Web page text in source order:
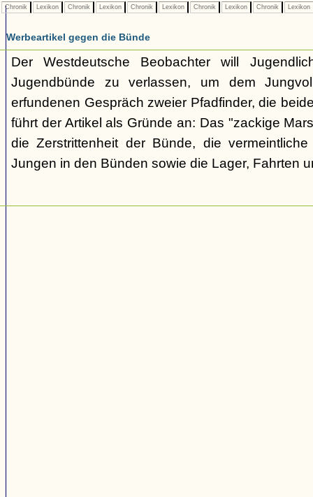
Chronik Lexikon Chronik Lexikon Chronik Lexikon Chronik Lexikon Chronik Lexikon
Werbeartikel gegen die Bünde
Der Westdeutsche Beobachter will
Jugendbünde zu verlassen, um dem
erfundenen Gespräch zweier Pfadfinder, die
führt der Artikel als Gründe an: Das "zackige
die Zerstrittenheit der Bünde, die
Jungen in den Bünden sowie die Lager, Fahrten